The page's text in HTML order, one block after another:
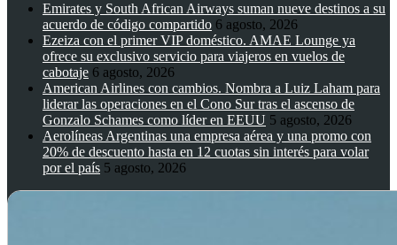
Emirates y South African Airways suman nueve destinos a su
acuerdo de código compartido 6 agosto, 2026
Ezeiza con el primer VIP doméstico. AMAE Lounge ya
ofrece su exclusivo servicio para viajeros en vuelos de
cabotaje 6 agosto, 2026
American Airlines con cambios. Nombra a Luiz Laham para
liderar las operaciones en el Cono Sur tras el ascenso de
Gonzalo Schames como líder en EEUU 5 agosto, 2026
Aerolíneas Argentinas una empresa aérea y una promo con
20% de descuento hasta en 12 cuotas sin interés para volar
por el país 5 agosto, 2026